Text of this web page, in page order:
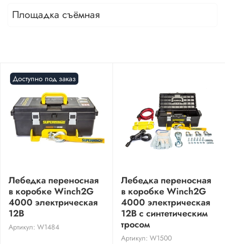
Площадка съёмная
Доступно под заказ
Лебедка переносная
в коробке Winch2G
4000 электрическая
12В
Артикул: W1484
Лебедка переносная
в коробке Winch2G
4000 электрическая
12В с синтетическим
тросом
Артикул: W1500